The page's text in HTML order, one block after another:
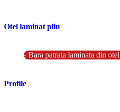
Otel laminat plin
- Bara patrata laminata din otel
Profile